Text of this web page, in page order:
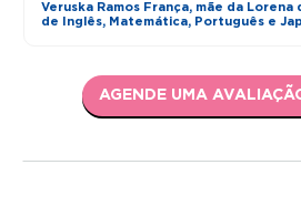
Veruska Ramos França, mãe da Lorena
de Inglês, Matemática, Português e
AGENDE UMA